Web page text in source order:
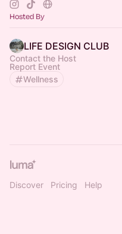
Hosted By
LIFE DESIGN CLUB
Contact the Host
Report Event
Wellness
Discover Pricing Help